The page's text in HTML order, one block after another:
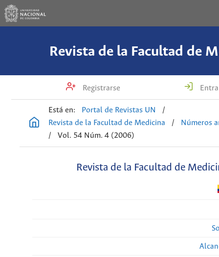
Revista de la Facultad de
Registrarse
Está en: Portal de Revistas UN
/
Revista de la Facultad de Medicina
/
Números
/
Vol. 54 Núm. 4 (2006)
Revista de la Facultad de